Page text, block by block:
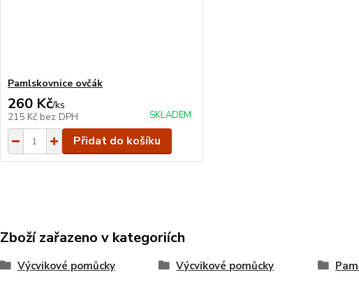
Pamlskovnice ovčák
260 Kč/ks
215 Kč bez DPH SKLADEM
Přidat do košíku
Zboží zařazeno v kategoriích
Výcvikové pomůcky Výcvikové pomůcky